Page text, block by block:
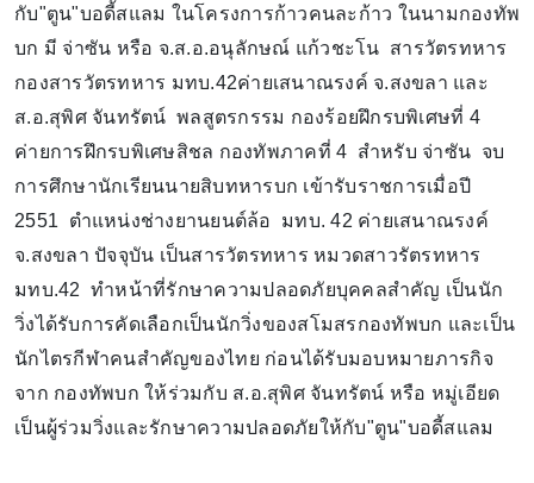
กับ"ตูน"บอดี้สแลม ในโครงการก้าวคนละก้าว ในนามกองทัพ
บก มี จ่าซัน หรือ จ.ส.อ.อนุลักษณ์ แก้วชะโน สารวัตรทหาร
กองสารวัตรทหาร มทบ.42ค่ายเสนาณรงค์ จ.สงขลา และ
ส.อ.สุพิศ จันทรัตน์ พลสูตรกรรม กองร้อยฝึกรบพิเศษที่ 4
ค่ายการฝึกรบพิเศษสิชล กองทัพภาคที่ 4 สำหรับ จ่าซัน จบ
การศึกษานักเรียนนายสิบทหารบก เข้ารับราชการเมื่อปี
2551 ตำแหน่งช่างยานยนต์ล้อ มทบ. 42 ค่ายเสนาณรงค์
จ.สงขลา ปัจจุบัน เป็นสารวัตรทหาร หมวดสาวรัตรทหาร
มทบ.42 ทำหน้าที่รักษาความปลอดภัยบุคคลสำคัญ เป็นนัก
วิ่งได้รับการคัดเลือกเป็นนักวิ่งของสโมสรกองทัพบก และเป็น
นักไตรกีฬาคนสำคัญของไทย ก่อนได้รับมอบหมายภารกิจ
จาก กองทัพบก ให้ร่วมกับ ส.อ.สุพิศ จันทรัตน์ หรือ หมู่เอียด
เป็นผู้ร่วมวิ่งและรักษาความปลอดภัยให้กับ"ตูน"บอดี้สแลม